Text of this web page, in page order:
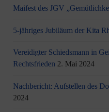
Maifest des JGV
5-jähriges Jubiläum der Kita
Vereidigter Schiedsmann in
Rechtsfrieden 2. Mai 2024
Nachbericht: Aufstellen des
2024